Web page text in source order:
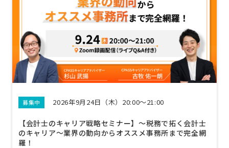
募集中 2026年9月24日（木）20:00～21:00
【会計士のキャリア戦略セミナー】〜税務で拓く会計士
のキャリア〜業界の動向からオススメ事務所まで完全網
羅！